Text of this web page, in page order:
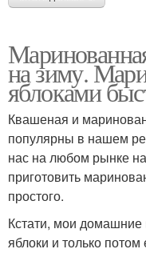
на зиму.
яблоками
Квашеная и
популярны в нашем
нас на любом рынке
приготовить
простого.
Кстати, мои
яблоки и только потом